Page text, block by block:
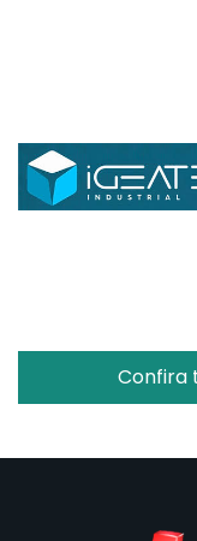
Confira